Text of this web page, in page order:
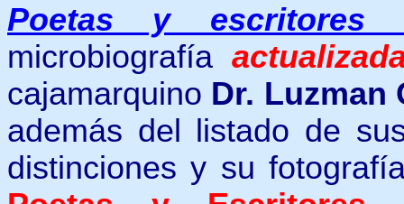
Poetas y escritores
microbiografía
cajamarquino Dr. Luzman
además del listado de
distinciones y su